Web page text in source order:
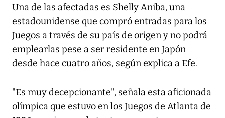
Una de las afectadas es Shelly Aniba, una
estadounidense que compró entradas para los
Juegos a través de su país de origen y no podrá
emplearlas pese a ser residente en Japón
desde hace cuatro años, según explica a Efe.
"Es muy decepcionante", señala esta aficionada
olímpica que estuvo en los Juegos de Atlanta de